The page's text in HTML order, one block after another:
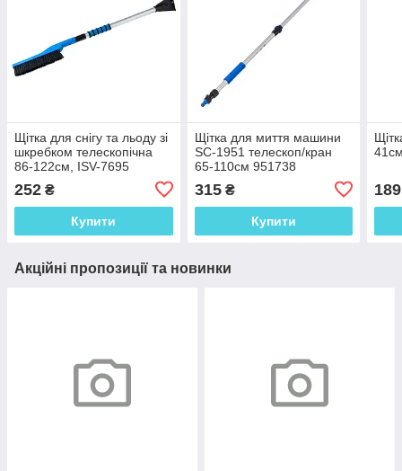
Щітка для снігу та льоду зі
шкребком телескопічна
86-122см, ISV-7695
252 ₴
Купити
Щітка для миття машини
SC-1951 телескоп/кран
65-110см 951738
315₴
Купити
189
Акційні пропозиції та новинки